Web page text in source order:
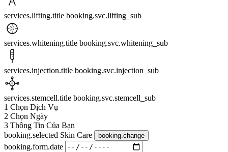
services.lifting.title booking.svc.lifting_sub
services.whitening.title booking.svc.whitening_sub
services.injection.title booking.svc.injection_sub
services.stemcell.title booking.svc.stemcell_sub
1 Chọn Dịch Vụ
2 Chọn Ngày
3 Thông Tin Của Bạn
booking.selected Skin Care booking.change
booking.form.date